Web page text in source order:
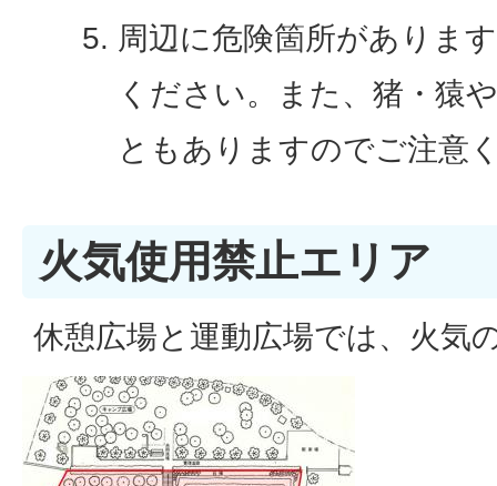
周辺に危険箇所がありま
ください。また、猪・猿
ともありますのでご注意
火気使用禁止エリア
休憩広場と運動広場では、火気